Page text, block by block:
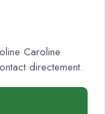
Caroline
directement.